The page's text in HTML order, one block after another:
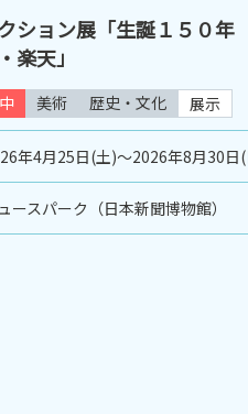
ション展「生誕１５０
楽天」
美術 歴史・文化 展示
年4月25日(土)～2026年8月30日
ースパーク（日本新聞博物館）